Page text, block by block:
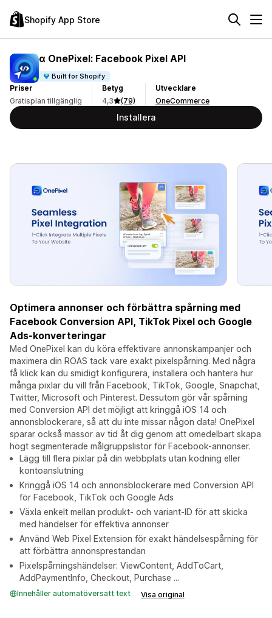
Shopify App Store
α OnePixel: Facebook Pixel API
Built for Shopify
Priser
Gratisplan tillgänglig
Betyg
4,3
(79)
Utvecklare
OneCommerce
Installera
Optimera annonser och förbättra spårning med
Facebook Conversion API, TikTok Pixel och Google
Ads-konverteringar
Med OnePixel kan du köra effektivare annonskampanjer och
maximera din ROAS tack vare exakt pixelspårning. Med några
få klick kan du smidigt konfigurera, installera och hantera hur
många pixlar du vill från Facebook, TikTok, Google, Snapchat,
Twitter, Microsoft och Pinterest. Dessutom gör vår spårning
med Conversion API det möjligt att kringgå iOS 14 och
annonsblockerare, så att du inte missar någon data! OnePixel
sparar också massor av tid åt dig genom att omedelbart skapa
högt segmenterade målgruppslistor för Facebook-annonser.
Lägg till flera pixlar på din webbplats utan kodning eller
kontoanslutning
Kringgå iOS 14 och annonsblockerare med Conversion API
för Facebook, TikTok och Google Ads
Växla enkelt mellan produkt- och variant-ID för att skicka
med händelser för effektiva annonser
Använd Web Pixel Extension för exakt händelsespårning för
att förbättra annonsprestandan
Pixelspårningshändelser: ViewContent, AddToCart,
AddPaymentInfo, Checkout, Purchase ...
Innehåller automatöversatt text Visa original